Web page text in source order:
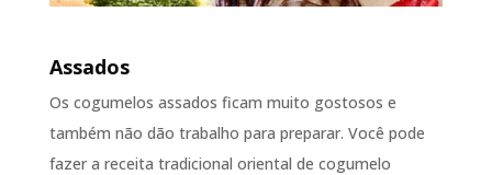
Assados
Os cogumelos assados ficam muito gostosos e
também não dão trabalho para preparar. Você pode
fazer a receita tradicional oriental de cogumelo